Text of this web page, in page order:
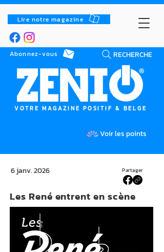
Lire notre magazine
RECHERCHE
Abonnez-vous
VOTRE MAGAZINE POSITIF & BELGE
Voir les points
Partager
6 janv. 2026
Les René entrent en scène